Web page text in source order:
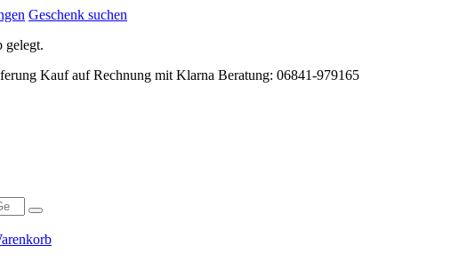
Geschenk suchen
gelegt.
Kauf auf Rechnung mit Klarna Beratung: 06841-979165